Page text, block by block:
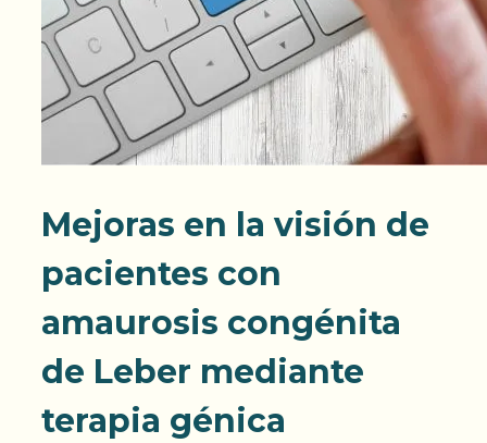
Mejoras en la visión de
pacientes con
amaurosis congénita
de Leber mediante
terapia génica